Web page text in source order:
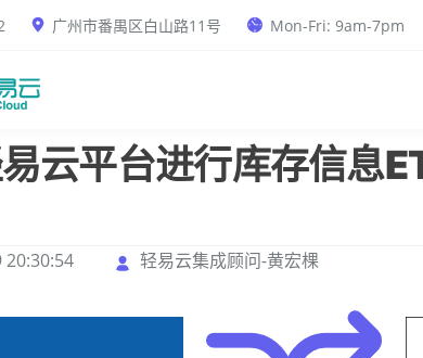
广州市番禺区白山路11号 Mon-Fri: 9am-7pm
云平台进行库存信息
20:30:54 轻易云集成顾问-黄宏棵